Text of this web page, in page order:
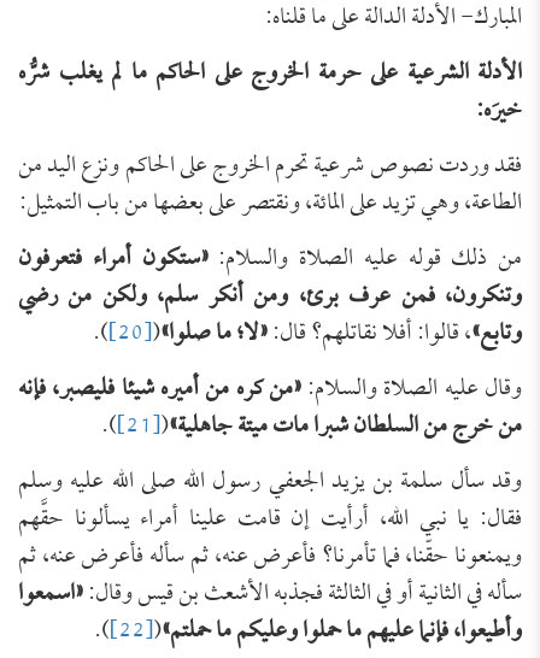
المبارك- الأدلة الدالة على ما قلناه:
الأدلة الشرعية على حرمة الخروج على الحاكم ما لم يغلب شرُّه
خيرَه:
فقد وردت نصوص شرعية تحرم الخروج على الحاكم ونزع اليد من
الطاعة، وهي تزيد على المائة، ونقتصر على بعضها من باب التمثيل:
من ذلك قوله عليه الصلاة والسلام:«ستكون أمراء فتعرفون
وتنكرون، فمن عرف برئ، ومن أنكر سلم، ولكن من رضي
وتابع»، قالوا: أفلا نقاتلهم؟ قال:«لا؛ ما صلوا»
(
[20]
).
وقال عليه الصلاة والسلام:«من كره من أميره شيئا فليصبر، فإنه
من خرج من السلطان شبرا مات ميتة جاهلية»
(
[21]
).
وقد سأل سلمة بن يزيد الجعفي رسول الله صلى الله عليه وسلم
فقال: يا نبي الله، أرأيت إن قامت علينا أمراء يسألونا حقَّهم
ويمنعونا حقّنا، فما تأمرنا؟ فأعرض عنه، ثم سأله فأعرض عنه، ثم
سأله في الثانية أو في الثالثة فجذبه الأشعث بن قيس وقال:«اسمعوا
وأطيعوا، فإنما عليهم ما حملوا وعليكم ما حملتم»
(
[22]
).